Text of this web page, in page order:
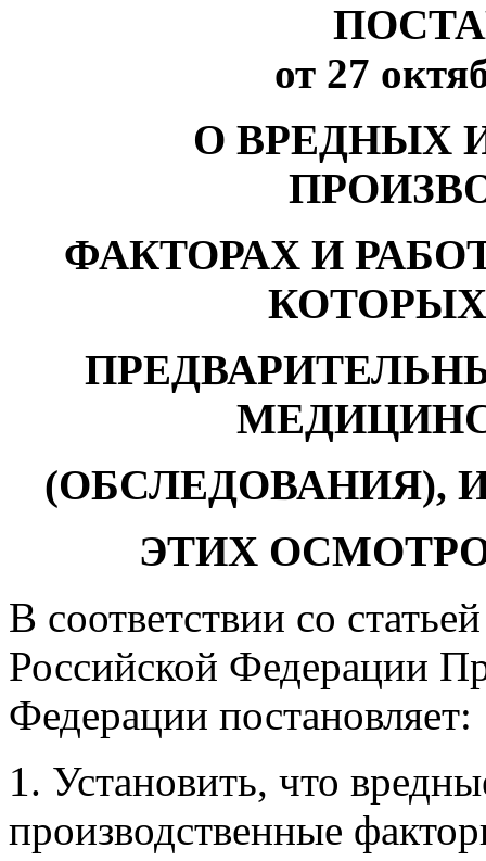
от 27
О ВРЕДНЫХ
ФАКТОРАХ И
(ОБСЛЕДОВАНИЯ),
ЭТИХ
В соответствии со
Российской Федерации
Федерации постановляет:
1. Установить, что
производственные